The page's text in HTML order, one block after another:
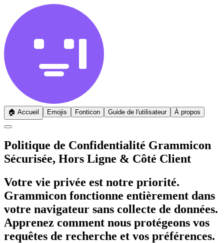
🏠 Accueil Emojis Fonticon Guide de l'utilisateur À propos
Politique de Confidentialité Grammicon
Sécurisée, Hors Ligne & Côté Client
Votre vie privée est notre priorité.
Grammicon fonctionne entièrement dans
votre navigateur sans collecte de données.
Apprenez comment nous protégeons vos
requêtes de recherche et vos préférences.